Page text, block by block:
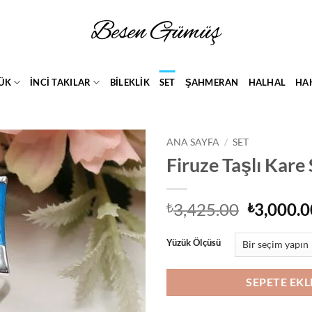
İNCİ TAKILAR BİLEKLİK SET ŞAHMERAN HALHAL
Add to
wishlist
ANA SAYFA / SET
Firuze Taşlı Kare
₺3,425.00 Orijinal
fiyat:
₺
Yüzük Ölçüsü
SEPETE